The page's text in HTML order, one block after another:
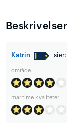
Beskrivelser
Katrin sier:
område
maritime kvaliteter